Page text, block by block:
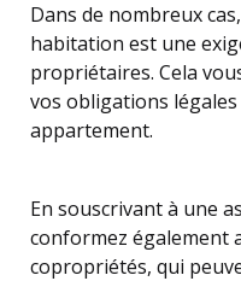
Dans de nombreux
habitation est une
propriétaires. Cela
vos obligations
appartement.
En souscrivant à une
conformez également
copropriétés, qui